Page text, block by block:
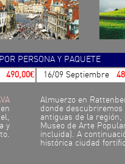
PERSONA Y PAQUETE
490,00€ 16/09 Septiembre
y
Almuerzo en
donde
antiguas de la región,
Museo de Arte
incluida). A
histórica ciudad